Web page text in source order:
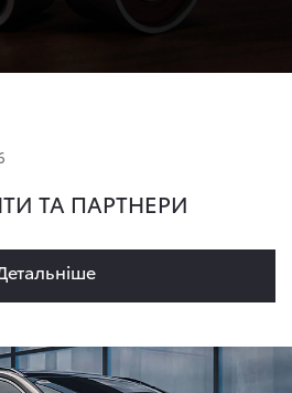
ТА ПАРТНЕРИ